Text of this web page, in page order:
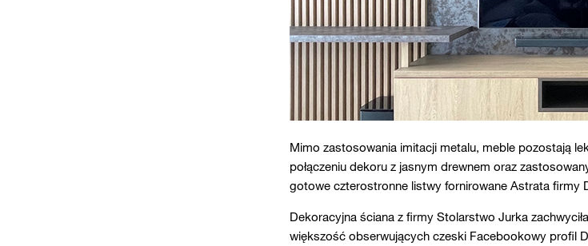
Mimo zastosowania imitacji metalu, meble pozostają
połączeniu dekoru z jasnym drewnem oraz
gotowe czterostronne listwy fornirowane Astrata firmy
Dekoracyjna ściana z firmy Stolarstwo Jurka
większość obserwujących czeski Facebookowy profil